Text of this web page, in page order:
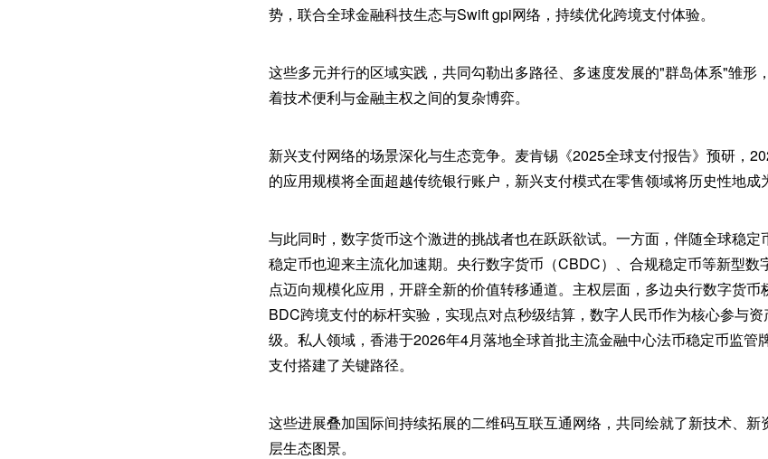
势，联合全球金融科技生态与Swift gpi网络，持续优化跨境支付体验。
这些多元并行的区域实践，共同勾勒出多路径、多速度发展的"群岛体系"雏形
着技术便利与金融主权之间的复杂博弈。
新兴支付网络的场景深化与生态竞争。麦肯锡《2025全球支付报告》预研，
的应用规模将全面超越传统银行账户，新兴支付模式在零售领域将历史性地成
与此同时，数字货币这个激进的挑战者也在跃跃欲试。一方面，伴随全球稳
稳定币也迎来主流化加速期。央行数字货币（CBDC）、合规稳定币等新型数
点迈向规模化应用，开辟全新的价值转移通道。主权层面，多边央行数字货
BDC跨境支付的标杆实验，实现点对点秒级结算，数字人民币作为核心参与
级。私人领域，香港于2026年4月落地全球首批主流金融中心法币稳定币监管
支付搭建了关键路径。
这些进展叠加国际间持续拓展的二维码互联互通网络，共同绘就了新技术、新
层生态图景。